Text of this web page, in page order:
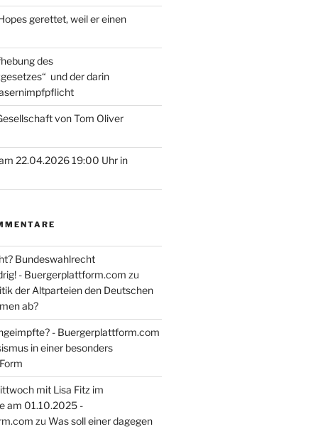
gerettet, weil er einen
des
und der darin
von Tom Oliver
22.04.2026 19:00 Uhr in
Bundeswahlrecht
- Buergerplattform.com zu
der Altparteien den Deutschen
ab?
- Buergerplattform.com
in einer besonders
mit Lisa Fitz im
am 01.10.2025 -
zu Was soll einer dagegen